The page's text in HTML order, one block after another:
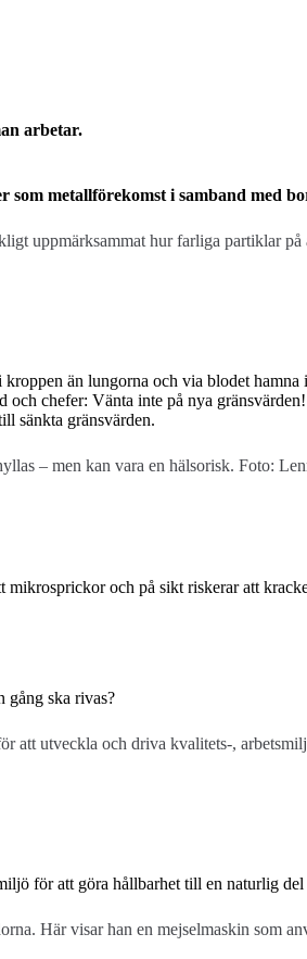
arbetar.
metallförekomst i samband med
uppmärksammat hur farliga partiklar
än lungorna och via blodet
chefer: Vänta inte på nya
sänkta gränsvärden.
– men kan vara en hälsorisk. Foto:
och på sikt riskerar att
gång ska rivas?
att utveckla och driva kvalitets-,
för att göra hållbarhet till en naturlig del
Här visar han en mejselmaskin som